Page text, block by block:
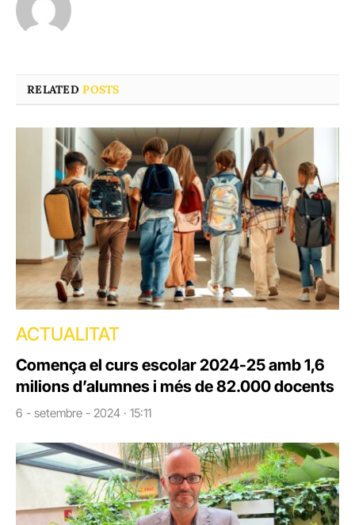
RELATEDPOSTS
ACTUALITAT
Comença el curs escolar 2024-25 amb 1,6
milions d’alumnes i més de 82.000 docents
6 - setembre - 2024 · 15:11